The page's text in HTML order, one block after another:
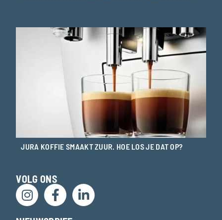
JURA KOFFIE SMAAKT ZUUR. HOE LOS JE DAT OP?
VOLG ONS